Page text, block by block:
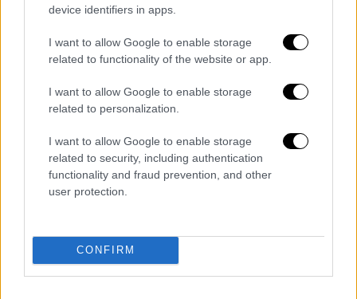
device identifiers in apps.
I want to allow Google to enable storage
related to functionality of the website or app.
I want to allow Google to enable storage
related to personalization.
I want to allow Google to enable storage
related to security, including authentication
functionality and fraud prevention, and other
user protection.
CONFIRM
Ήταν καμία 30αριά με 40 άτομα μέσα
πάρκο) και το έκανε μπροστά τους, μιλάμε
για 10 μέτρα. Δηλαδή θα μπορούσε να έχει
πέραν πάσης αμφισβητήσεως και αμφιβολίας
ταυτοποίηση του ατόμου το οποίο έχει
προβεί σε επανειλημμένες δεκάδες
επιθέσεις, πολλές εξ αυτών έχουν ως
αποτέλεσμα τη δολοφονία των ζώων».
αστυνομικό τμήμα Βύρωνα, με τη γάτα που
θανάτωσε ο σκύλος την τελευταία φορά να
έχει σταλθεί για νεκροψία.